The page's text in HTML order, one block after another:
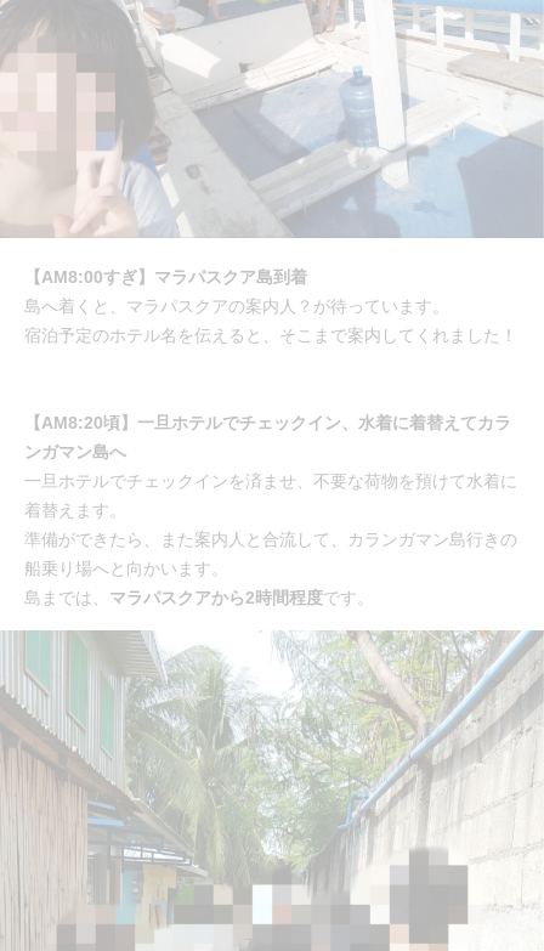
【AM8:00すぎ】マラパスクア島到着
島へ着くと、マラパスクアの案内人？が待っています。
宿泊予定のホテル名を伝えると、そこまで案内してくれました！
【AM8:20頃】一旦ホテルでチェックイン、水着に着替えてカラ
ンガマン島へ
一旦ホテルでチェックインを済ませ、不要な荷物を預けて水着に
着替えます。
準備ができたら、また案内人と合流して、カランガマン島行きの
船乗り場へと向かいます。
島までは、 マラパスクアから2時間程度です。